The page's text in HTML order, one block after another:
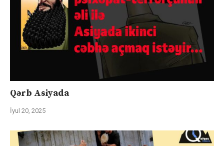
Qərb Asiyada
İyul 20, 2025